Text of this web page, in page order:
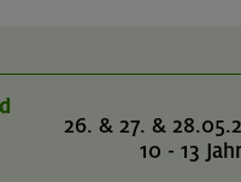
26. & 27. &
10 - 13